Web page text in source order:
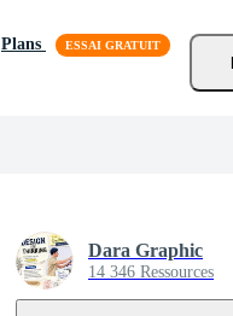
Plans
Dara Graphic
14 346 Ressources